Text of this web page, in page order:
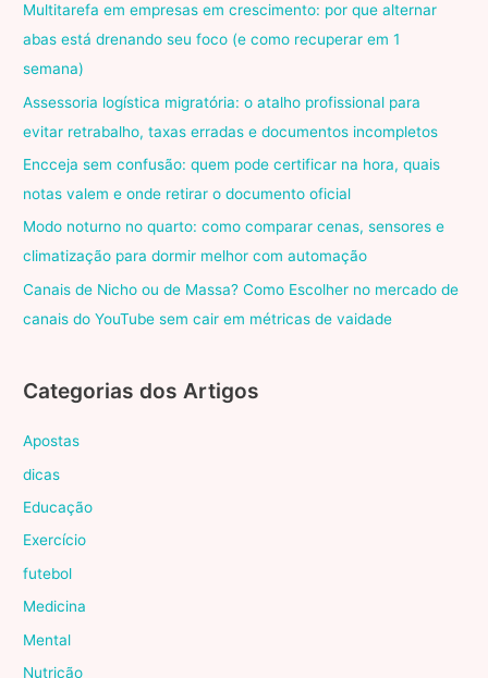
Multitarefa em empresas em crescimento: por que alternar
abas está drenando seu foco (e como recuperar em 1
semana)
Assessoria logística migratória: o atalho profissional para
evitar retrabalho, taxas erradas e documentos incompletos
Encceja sem confusão: quem pode certificar na hora, quais
notas valem e onde retirar o documento oficial
Modo noturno no quarto: como comparar cenas, sensores e
climatização para dormir melhor com automação
Canais de Nicho ou de Massa? Como Escolher no mercado de
canais do YouTube sem cair em métricas de vaidade
Categorias dos Artigos
Apostas
dicas
Educação
Exercício
futebol
Medicina
Mental
Nutrição